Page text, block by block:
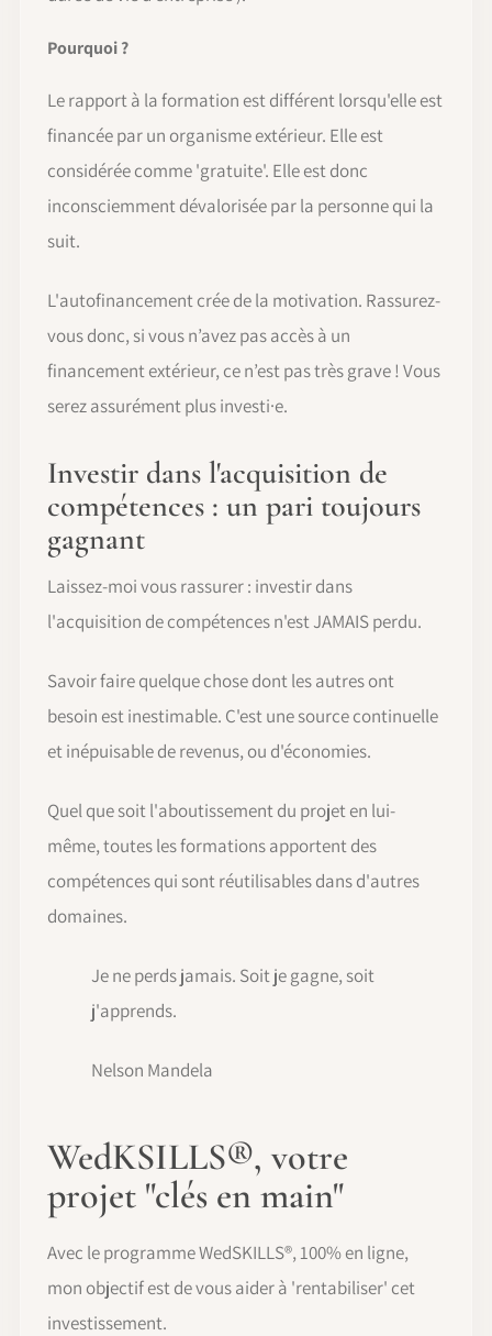
Pourquoi ?
Le rapport à la formation est différent lorsqu'elle est
financée par un organisme extérieur. Elle est
considérée comme 'gratuite'. Elle est donc
inconsciemment dévalorisée par la personne qui la
suit.
L'autofinancement crée de la motivation. Rassurez-
vous donc, si vous n’avez pas accès à un
financement extérieur, ce n’est pas très grave ! Vous
serez assurément plus investi·e.
Investir dans l'acquisition de
compétences : un pari toujours
gagnant
Laissez-moi vous rassurer : investir dans
l'acquisition de compétences n'est JAMAIS perdu.
Savoir faire quelque chose dont les autres ont
besoin est inestimable. C'est une source continuelle
et inépuisable de revenus, ou d'économies.
Quel que soit l'aboutissement du projet en lui-
même, toutes les formations apportent des
compétences qui sont réutilisables dans d'autres
domaines.
Je ne perds jamais. Soit je gagne, soit
j'apprends.
Nelson Mandela
WedKSILLS®, votre
projet "clés en main"
Avec le programme WedSKILLS®, 100% en ligne,
mon objectif est de vous aider à 'rentabiliser' cet
investissement.